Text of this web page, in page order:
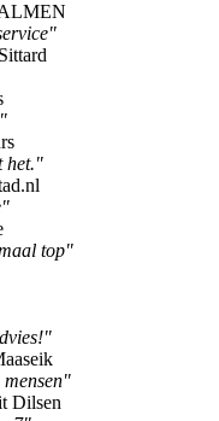
het."
top"
Dilsen